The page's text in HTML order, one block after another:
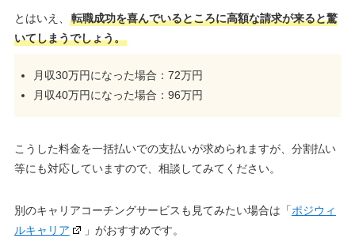
とはいえ、
転職成功を喜んでいるところに高額な請求が来ると驚
いてしまうでしょう。
月収30万円になった場合：72万円
月収40万円になった場合：96万円
こうした料金を一括払いでの支払いが求められますが、分割払い
等にも対応していますので、相談してみてください。
別のキャリアコーチングサービスも見てみたい場合は「ポジウィ
ルキャリア
」がおすすめです。